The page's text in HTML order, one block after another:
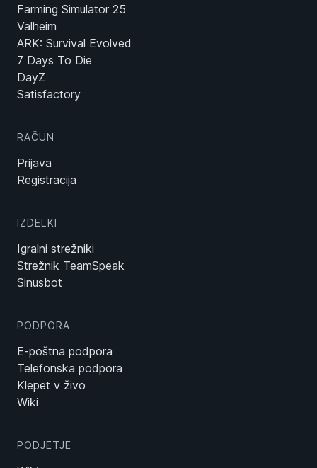
Farming Simulator 25
Valheim
ARK: Survival Evolved
7 Days To Die
DayZ
Satisfactory
RAČUN
Prijava
Registracija
IZDELKI
Igralni strežniki
Strežnik TeamSpeak
Sinusbot
PODPORA
E-poštna podpora
Telefonska podpora
Klepet v živo
Wiki
PODJETJE